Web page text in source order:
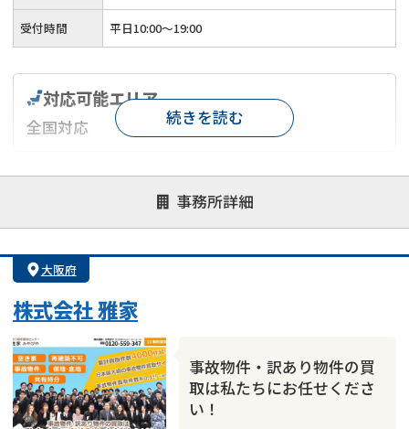
受付時間 平日10:00～19:00
事務所詳細
対応可能エリア
全国対応
対応が親身 オンライン面談可能
レスポンスが早い
1億円以上の買取可
続きを読む
大阪府
株式会社 雅家
事故物件・訳あり物件の買
取は私たちにお任せくださ
い！